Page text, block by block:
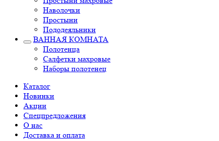
Наволочки
Простыни
Пододеяльники
ВАННАЯ КОМНАТА
Полотенца
Салфетки махровые
Наборы полотенец
Каталог
Новинки
Акции
Спецпредложения
О нас
Доставка и оплата